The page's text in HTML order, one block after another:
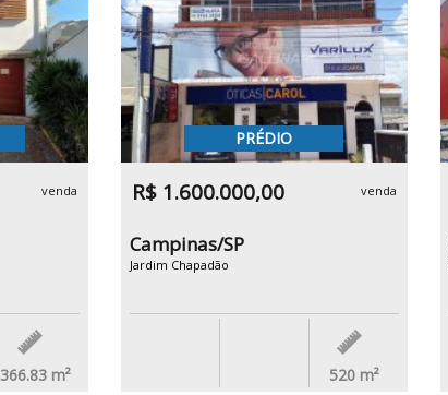
venda
366.83 m²
PRÉDIO
R$ 1.600.000,00 venda
Campinas/SP
Jardim Chapadão
520 m²